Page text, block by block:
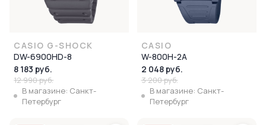
CASIO G-SHOCK
DW-6900HD-8
8 183 руб.
12 990 руб.
В магазине: Санкт-
Петербург
CASIO
W-800H-2A
2 048 руб.
3 200 руб.
В магазине: Санкт-
Петербург